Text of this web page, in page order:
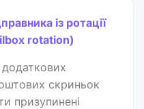
із ротації
rotation)
скриньок
призупинені